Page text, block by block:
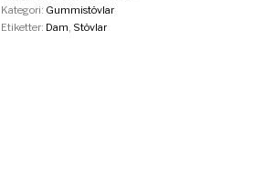
Kategori: Gummistövlar
Etiketter: Dam Stövlar